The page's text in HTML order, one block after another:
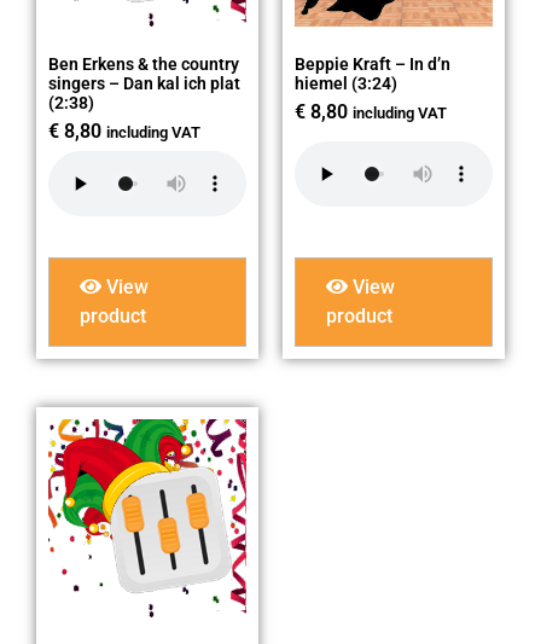
Ben Erkens & the country
singers – Dan kal ich plat
(2:38)
€ 8,80 including VAT
View
product
Beppie Kraft – In d’n
hiemel (3:24)
€ 8,80 including VAT
View
product